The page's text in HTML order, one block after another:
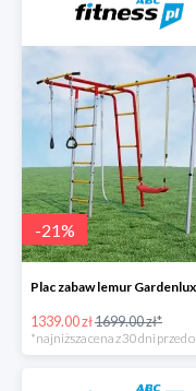
-21%
1339.00 zł1699.00 zł*